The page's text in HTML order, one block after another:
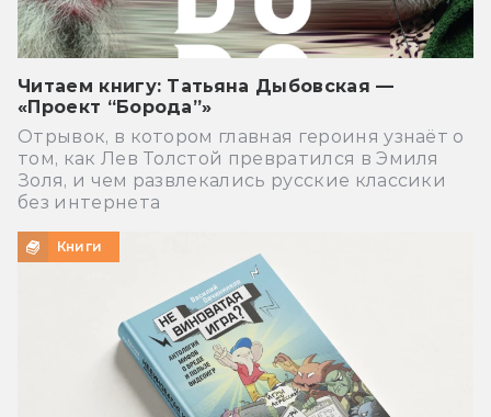
Читаем книгу: Татьяна Дыбовская —
«Проект “Борода”»
Отрывок, в котором главная героиня узнаёт о
том, как Лев Толстой превратился в Эмиля
Золя, и чем развлекались русские классики
без интернета
Книги